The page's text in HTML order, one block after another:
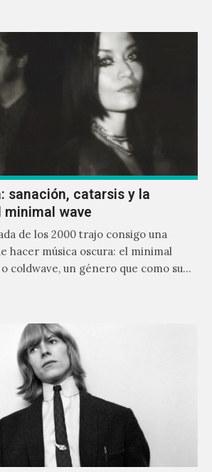
sanación, catarsis y la
minimal wave
de los 2000 trajo consigo una
hacer música oscura: el minimal
coldwave, un género que como su